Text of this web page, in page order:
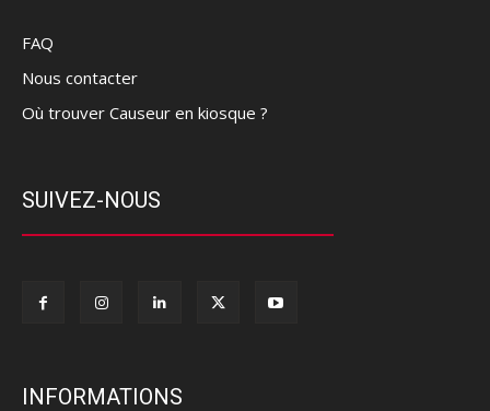
FAQ
Nous contacter
Où trouver Causeur en kiosque ?
SUIVEZ-NOUS
INFORMATIONS